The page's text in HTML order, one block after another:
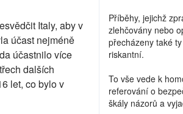
Italy, aby v
účast nejméně
účastnilo více
dalších
let, co bylo v
Příběhy, jejichž
zlehčovány nebo
přecházeny také
riskantní.
To vše vede k
referování o
škály názorů a